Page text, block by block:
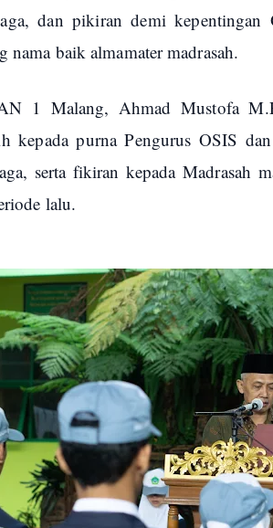
dan pikiran demi
nama baik almamater madrasah.
1 Malang, Ahmad Mustofa
kepada purna Pengurus OSIS
serta fikiran kepada Madrasah
lalu.